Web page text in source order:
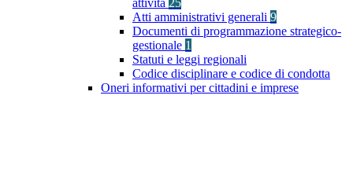
attività 25
Atti amministrativi generali 9
Documenti di programmazione strategico-
gestionale 1
Statuti e leggi regionali
Codice disciplinare e codice di condotta
Oneri informativi per cittadini e imprese